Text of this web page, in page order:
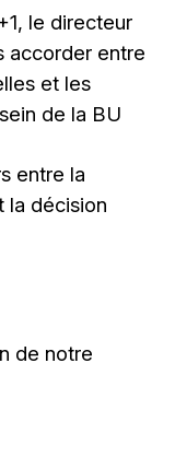
le directeur
accorder entre
et les
de la BU
entre la
la décision
de notre